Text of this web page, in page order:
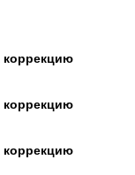
коррекцию
коррекцию
коррекцию